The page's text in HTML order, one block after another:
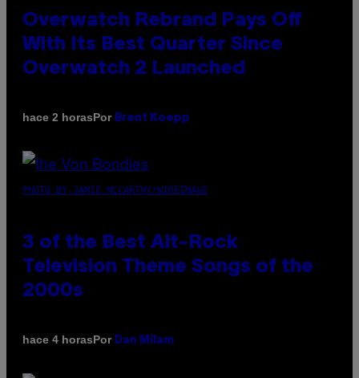
Overwatch Rebrand Pays Off
With Its Best Quarter Since
Overwatch 2 Launched
hace 2 horasPor Brent Koepp
PHOTO BY JAMIE MCCARTHY/WIREIMAGE
3 of the Best Alt-Rock
Television Theme Songs of the
2000s
hace 4 horasPor Dan Milam